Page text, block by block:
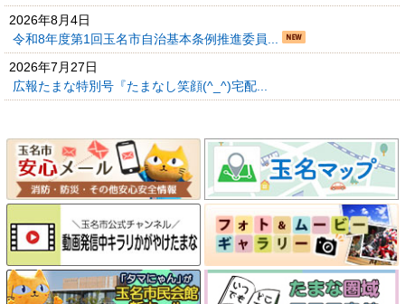
2026年8月4日
令和8年度第1回玉名市自治基本条例推進委員...
2026年7月27日
広報たまな特別号『たまなし笑顔(^_^)宅配...